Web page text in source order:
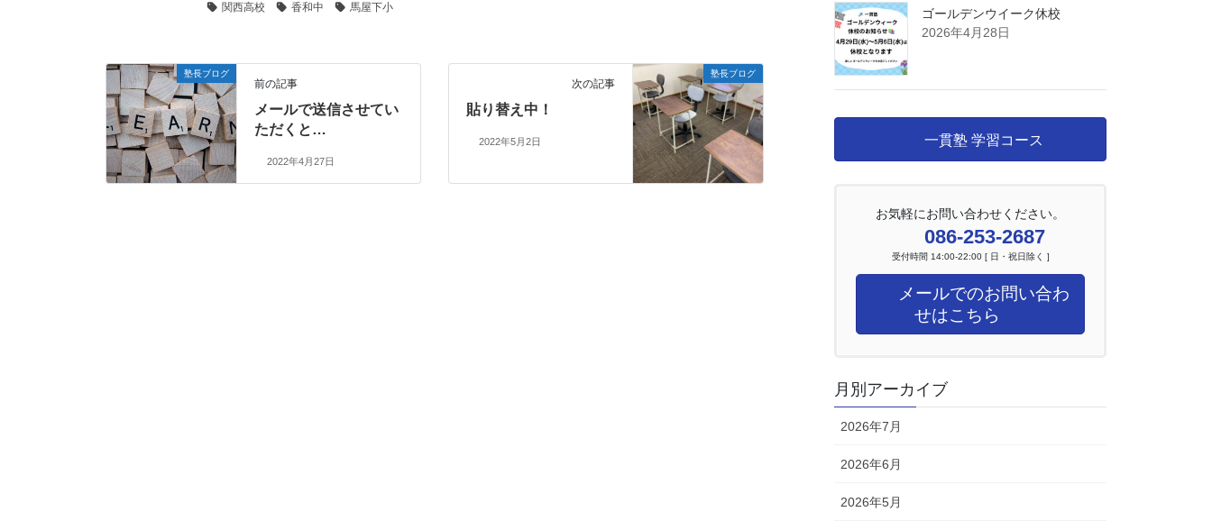
関西高校
香和中 馬屋下小
塾長ブログ
前の記事
メールで送信させてい
ただくと…
2022年4月27日
塾長ブログ
次の記事
貼り替え中！
2022年5月2日
ゴールデンウイーク休校
2026年4月28日
一貫塾 学習コース
お気軽にお問い合わせください。
086-253-2687
受付時間 14:00-22:00 [ 日・祝日除く ]
メールでのお問い合わ
せはこちら
月別アーカイブ
2026年7月
2026年6月
2026年5月